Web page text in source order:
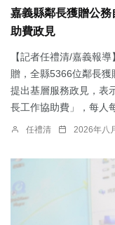
嘉義縣鄰長獲贈公
助費政見
【記者任禮清/嘉義報
贈，全縣5366位鄰長
提出基層服務政見，表
長工作協助費」，每人
任禮清 2026年八